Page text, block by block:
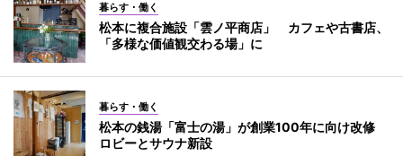
暮らす・働く
松本に複合施設「雲ノ平商店」 カフェや古書店、
「多様な価値観交わる場」に
暮らす・働く
松本の銭湯「富士の湯」が創業100年に向け改修
ロビーとサウナ新設